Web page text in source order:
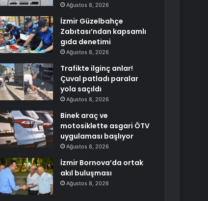
Ağustos 8, 2026
İzmir Güzelbahçe
Zabıtası’ndan kapsamlı
gıda denetimi
Ağustos 8, 2026
Trafikte ilginç anlar!
Çuval patladı paralar
yola saçıldı
Ağustos 8, 2026
Binek araç ve
motosiklette asgari ÖTV
uygulaması başlıyor
Ağustos 8, 2026
İzmir Bornova’da ortak
akıl buluşması
Ağustos 8, 2026